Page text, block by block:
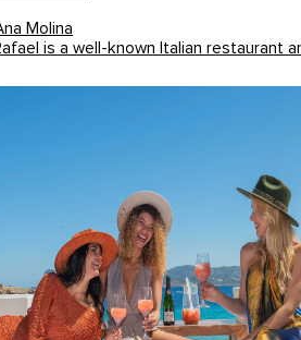
Molina
is a well-known Italian restaurant